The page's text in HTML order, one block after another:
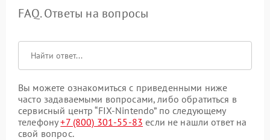
FAQ. Ответы на вопросы
Вы можете ознакомиться с приведенными ниже
часто задаваемыми вопросами, либо обратиться в
сервисный центр “FIX-Nintendo” по следующему
телефону+7 (800) 301-55-83 если не нашли ответ на
свой вопрос.